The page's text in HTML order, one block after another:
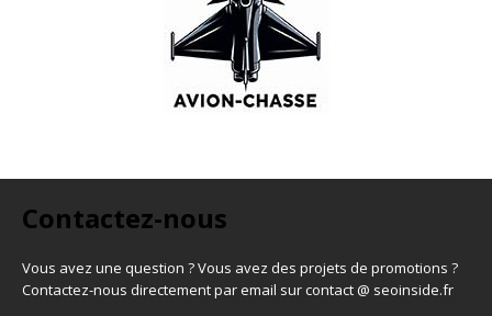
Contactez-nous
Vous avez une question ? Vous avez des projets de promotions ?
Contactez-nous directement par email sur contact @ seoinside.fr